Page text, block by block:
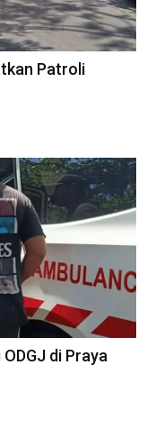
Patroli
di Praya